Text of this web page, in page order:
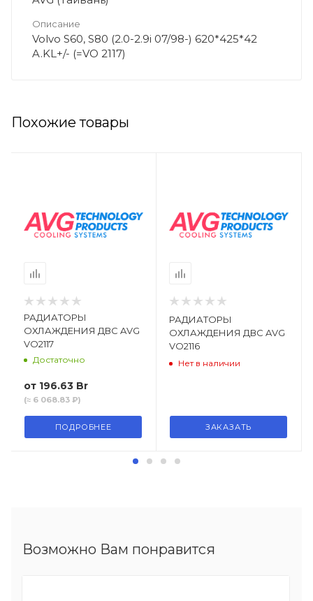
Описание
Volvo S60, S80 (2.0-2.9i 07/98-) 620*425*42
A.KL+/- (=VO 2117)
Похожие товары
РАДИАТОРЫ
ОХЛАЖДЕНИЯ ДВС AVG
VO2117
Достаточно
от 196.63 Br
(≈ 6 068.83 ₽)
ПОДРОБНЕЕ
РАДИАТОРЫ
ОХЛАЖДЕНИЯ ДВС AVG
VO2116
Нет в наличии
ЗАКАЗАТЬ
Возможно Вам понравится